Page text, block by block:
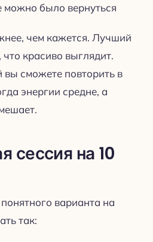
можно было вернуться
чем кажется. Лучший
красиво выглядит.
сможете повторить в
энергии средне, а
сессия на 10
варианта на
так: